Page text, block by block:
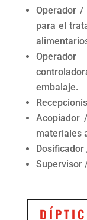
Operador /
para el
embalaje.
Acopiador
materiales
Supervisor